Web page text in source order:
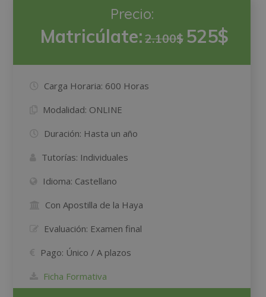
Precio:
Matricúlate:2.100$ 525$
Carga Horaria: 600 Horas
Modalidad: ONLINE
Duración: Hasta un año
Tutorías: Individuales
Idioma: Castellano
Con Apostilla de la Haya
Evaluación: Examen final
Pago: Único / A plazos
Ficha Formativa